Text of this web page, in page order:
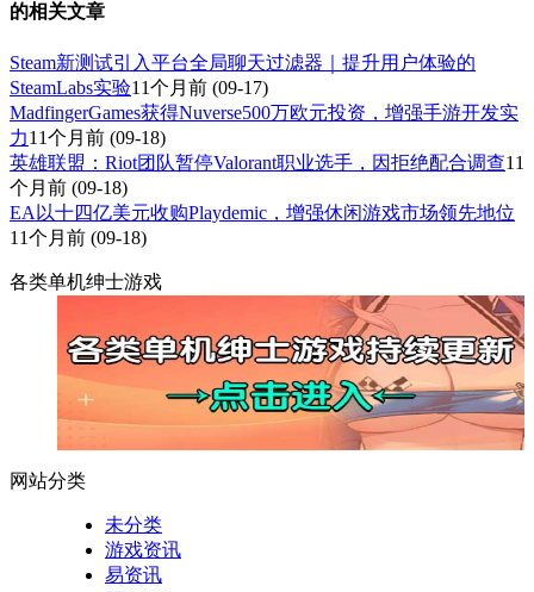
的相关文章
Steam新测试引入平台全局聊天过滤器｜提升用户体验的
SteamLabs实验11个月前 (09-17)
MadfingerGames获得Nuverse500万欧元投资，增强手游开发实
力11个月前 (09-18)
英雄联盟：Riot团队暂停Valorant职业选手，因拒绝配合调查11
个月前 (09-18)
EA以十四亿美元收购Playdemic，增强休闲游戏市场领先地位
11个月前 (09-18)
各类单机绅士游戏
网站分类
未分类
游戏资讯
易资讯